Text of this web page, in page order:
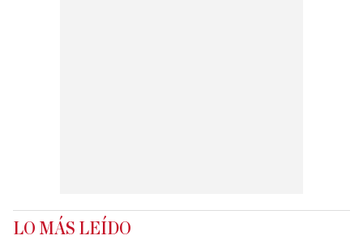
LO MÁS LEÍDO